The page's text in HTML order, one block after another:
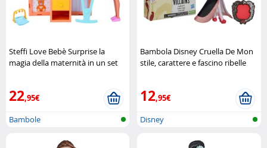
Steffi Love Bebè Surprise la
magia della maternità in un set
22,95€
Bambole
Bambola Disney Cruella De Mon
stile, carattere e fascino ribelle
12,95€
Disney